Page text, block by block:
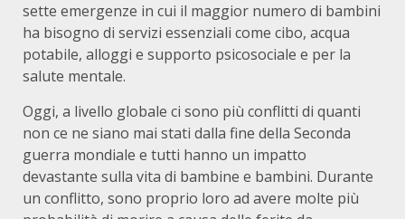
sette emergenze in cui il maggior numero di bambini
ha bisogno di servizi essenziali come cibo, acqua
potabile, alloggi e supporto psicosociale e per la
salute mentale.
Oggi, a livello globale ci sono più conflitti di quanti
non ce ne siano mai stati dalla fine della Seconda
guerra mondiale e tutti hanno un impatto
devastante sulla vita di bambine e bambini. Durante
un conflitto, sono proprio loro ad avere molte più